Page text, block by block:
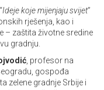
Ideje koje mijenjaju svijet”
rješenja, kao i
– zaštita životne sredine
gradnju.
, profesor na
gospođa
zelene gradnje Srbije i